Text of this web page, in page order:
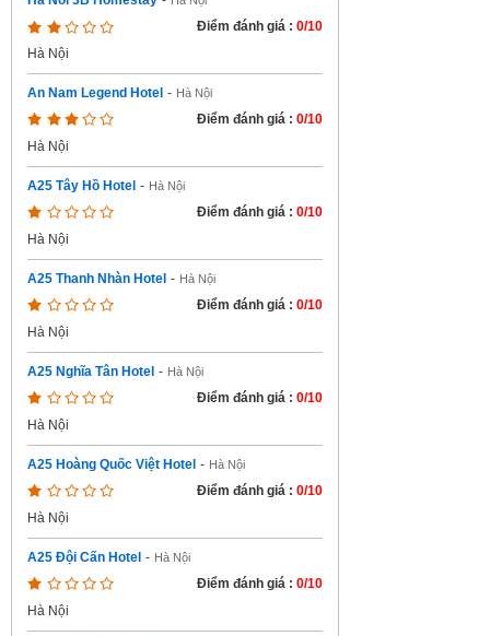
Điểm đánh giá : 0/10
Hà Nội
An Nam Legend Hotel - Hà Nội
Điểm đánh giá : 0/10
Hà Nội
A25 Tây Hồ Hotel - Hà Nội
Điểm đánh giá : 0/10
Hà Nội
A25 Thanh Nhàn Hotel - Hà Nội
Điểm đánh giá : 0/10
Hà Nội
A25 Nghĩa Tân Hotel - Hà Nội
Điểm đánh giá : 0/10
Hà Nội
A25 Hoàng Quốc Việt Hotel - Hà Nội
Điểm đánh giá : 0/10
Hà Nội
A25 Đội Cấn Hotel - Hà Nội
Điểm đánh giá : 0/10
Hà Nội